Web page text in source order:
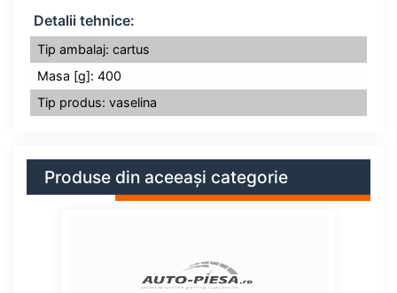
Detalii tehnice:
Tip ambalaj: cartus
Masa [g]: 400
Tip produs: vaselina
Produse din aceeași categorie